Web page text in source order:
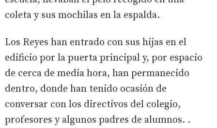
coleta y sus mochilas en la espalda.
Los Reyes han entrado con sus hijas en el
edificio por la puerta principal y, por espacio
de cerca de media hora, han permanecido
dentro, donde han tenido ocasión de
conversar con los directivos del colegio,
profesores y algunos padres de alumnos. .